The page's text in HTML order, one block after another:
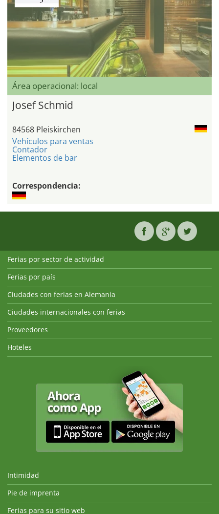
Área operacional: local
Josef Schmid
84568 Pleiskirchen
Vehículos para ventas
Contador
Elementos de bar
Correspondencia:
Ferias por sector de actividad
Ferias por país
Ciudades con ferias en Alemania
Ciudades internacionales con ferias
Proveedores
Hoteles
Intimidad
Pie de imprenta
Ferias para su sitio web